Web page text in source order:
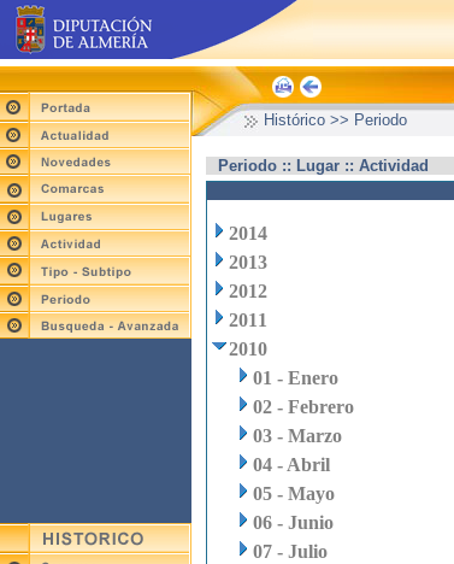
Histórico >> Periodo
Periodo :: Lugar :: Actividad
2014
2013
2012
2011
2010
01 - Enero
02 - Febrero
03 - Marzo
04 - Abril
05 - Mayo
06 - Junio
07 - Julio